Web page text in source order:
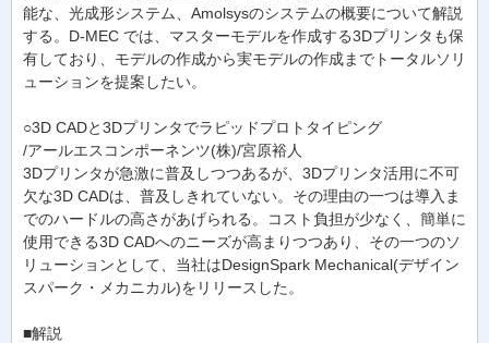
能な、光成形システム、Amolsysのシステムの概要について解説
する。D-MEC では、マスターモデルを作成する3Dプリンタも保
有しており、モデルの作成から実モデルの作成までトータルソリ
ューションを提案したい。
○3D CADと3Dプリンタでラピッドプロトタイピング
/アールエスコンポーネンツ(株)/宮原裕人
3Dプリンタが急激に普及しつつあるが、3Dプリンタ活用に不可
欠な3D CADは、普及しきれていない。その理由の一つは導入ま
でのハードルの高さがあげられる。コスト負担が少なく、簡単に
使用できる3D CADへのニーズが高まりつつあり、その一つのソ
リューションとして、当社はDesignSpark Mechanical(デザイン
スパーク・メカニカル)をリリースした。
■解説